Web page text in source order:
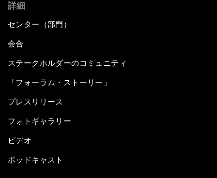
詳細
センター（部門）
会合
ステークホルダーのコミュニティ
「フォーラム・ストーリー」
プレスリリース
フォトギャラリー
ビデオ
ポッドキャスト